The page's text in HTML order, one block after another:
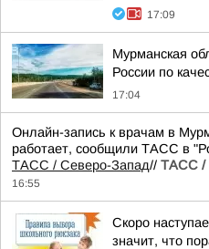
17:09
Мурманская
России по
17:04
Онлайн-запись к врачам в
работает, сообщили ТАСС в
ТАСС / Северо-Запад// ТАСС /
16:55
Скоро
значит, что